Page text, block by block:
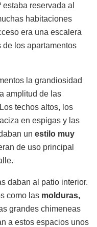
reservada al
habitaciones
era una escalera
los apartamentos
la grandiosidad
amplitud de las
techos altos, los
en espigas y las
un estilo muy
de uso principal
daban al patio interior.
como las molduras,
grandes chimeneas
a estos espacios unos